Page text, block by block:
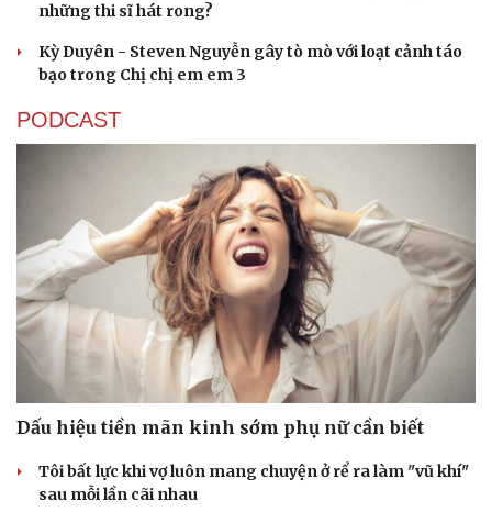
những thi sĩ hát rong?
Kỳ Duyên - Steven Nguyễn gây tò mò với loạt cảnh táo
bạo trong Chị chị em em 3
PODCAST
Dấu hiệu tiền mãn kinh sớm phụ nữ cần biết
Tôi bất lực khi vợ luôn mang chuyện ở rể ra làm "vũ khí"
sau mỗi lần cãi nhau